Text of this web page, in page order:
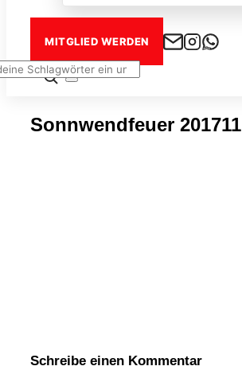
MITGLIED WERDEN
Seitenleiste
umschalten
Sonnwendfeuer 201711
Schreibe einen Kommentar